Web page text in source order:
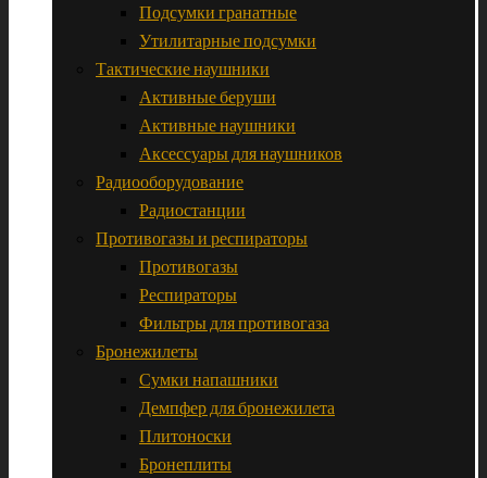
Подсумки гранатные
Утилитарные подсумки
Тактические наушники
Активные беруши
Активные наушники
Аксессуары для наушников
Радиооборудование
Радиостанции
Противогазы и респираторы
Противогазы
Респираторы
Фильтры для противогаза
Бронежилеты
Сумки напашники
Демпфер для бронежилета
Плитоноски
Бронеплиты